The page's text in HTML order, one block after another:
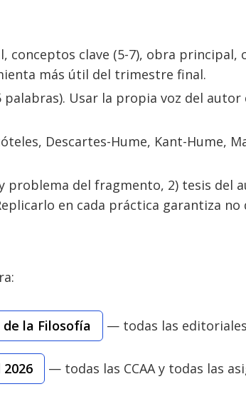
conceptos clave (5-7), obra
más útil del trimestre final.
palabras). Usar la propia voz del
Descartes-Hume, Kant-Hume,
problema del fragmento, 2) tesis del
en cada práctica garantiza no
la Filosofía — todas las
— todas las CCAA y todas las